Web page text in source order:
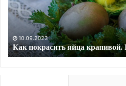
луком
сметаной.
Рецепт
с
фото
10.09.2023
Пюре из красной фасоли с
фото